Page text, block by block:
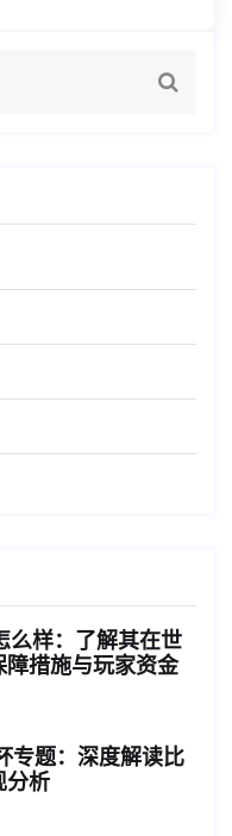
么样：了解其在世
措施与玩家资金
专题：深度解读比
分析